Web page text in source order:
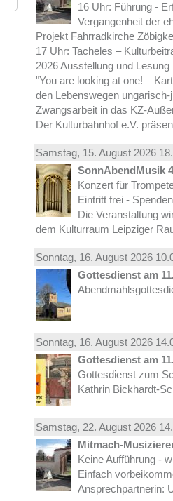
16 Uhr: Führung -
Vergangenheit der
Projekt Fahrradkirche
17 Uhr: Tacheles –
2026 Ausstellung und Lesung
"You are looking at one! –
den Lebenswegen
Zwangsarbeit in das KZ-
Der Kulturbahnhof e.V.
Samstag, 15. August 2026
SonnAbendMusik 4
Konzert für
Eintritt frei -
Die Veranstaltung
dem Kulturraum Leipziger
Sonntag, 16. August 2026
Gottesdienst am
Sonntag, 16. August 2026
Gottesdienst am
Gottesdienst zum
Kathrin Bickhardt-
Samstag, 22. August 2026
Mitmach-
Keine Aufführung -
Einfach
Ansprechpartnerin: